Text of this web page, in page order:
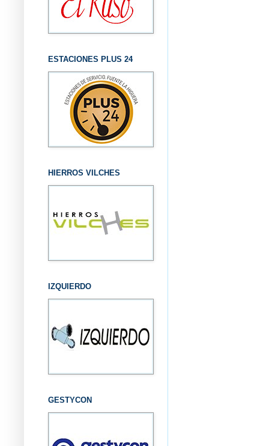
ESTACIONES PLUS 24
HIERROS VILCHES
IZQUIERDO
GESTYCON